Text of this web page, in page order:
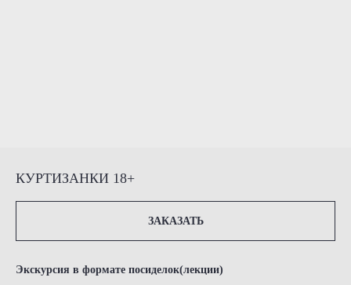
КУРТИЗАНКИ 18+
ЗАКАЗАТЬ
Экскурсия в формате посиделок(лекции)